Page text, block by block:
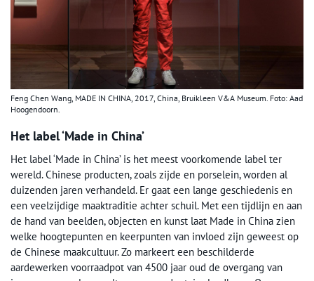
Feng Chen Wang, MADE IN CHINA, 2017, China, Bruikleen V&A Museum. Foto: Aad
Hoogendoorn.
Het label ‘Made in China’
Het label ‘Made in China’ is het meest voorkomende label ter
wereld. Chinese producten, zoals zijde en porselein, worden al
duizenden jaren verhandeld. Er gaat een lange geschiedenis en
een veelzijdige maaktraditie achter schuil. Met een tijdlijn en aan
de hand van beelden, objecten en kunst laat Made in China zien
welke hoogtepunten en keerpunten van invloed zijn geweest op
de Chinese maakcultuur. Zo markeert een beschilderde
aardewerken voorraadpot van 4500 jaar oud de overgang van